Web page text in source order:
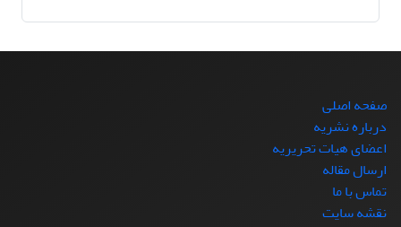
صفحه اصلی
درباره نشریه
اعضای هیات تحریریه
ارسال مقاله
تماس با ما
نقشه سایت